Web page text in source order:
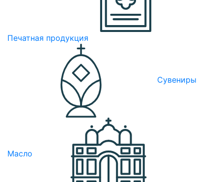
Печатная продукция
Сувениры
Масло